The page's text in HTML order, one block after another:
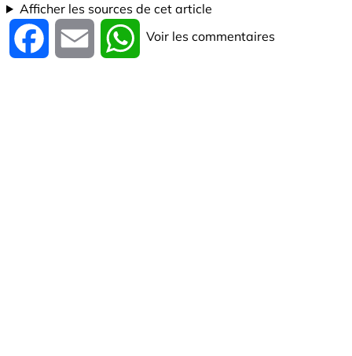
Afficher les sources de cet article
Facebook Email WhatsApp
Voir les commentaires